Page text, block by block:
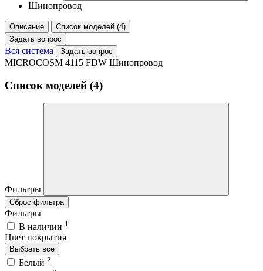
Шинопровод
Описание
Список моделей (4)
Задать вопрос
Вся система Задать вопрос
MICROCOSM 4115 FDW Шинопровод
Список моделей (4)
Фильтры
Сброс фильтра
Фильтры
В наличии 1
Цвет покрытия
Выбрать все
Белый 2